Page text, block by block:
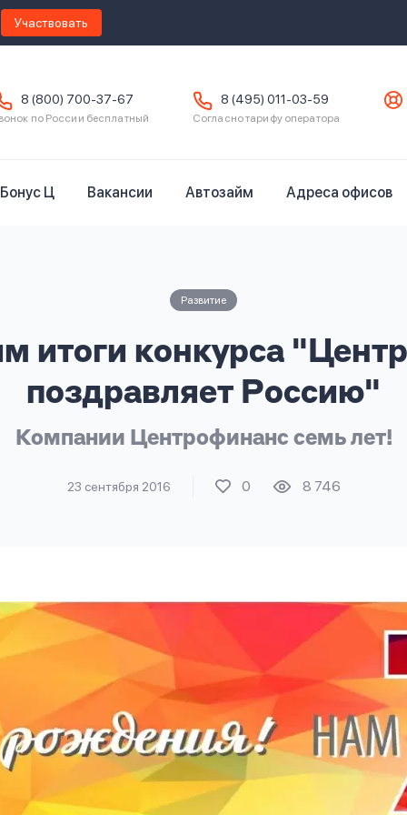
Участвовать
8 (800) 700-37-67
по России бесплатный
8 (495) 011-03-59
Согласно тарифу оператора
Бонус Ц Вакансии Автозайм Адреса офисов
Развитие
итоги конкурса
поздравляет Россию"
Компании Центрофинанс семь лет!
23 сентября 2016 0 8 746